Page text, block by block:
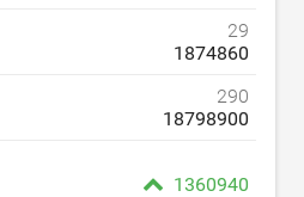
29
1874860
290
18798900
1360940